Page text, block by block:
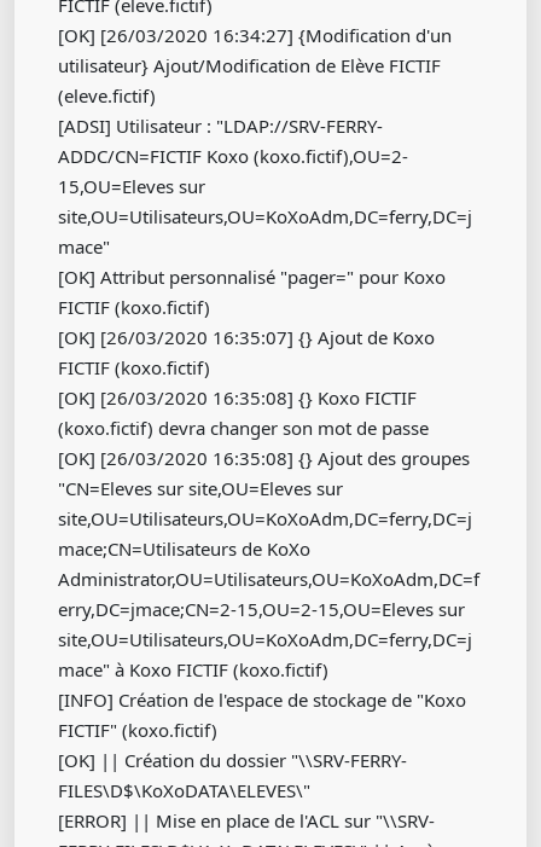
FICTIF (eleve.fictif)
[OK] [26/03/2020 16:34:27] {Modification d'un
utilisateur} Ajout/Modification de Elève FICTIF
(eleve.fictif)
[ADSI] Utilisateur : "LDAP://SRV-FERRY-
ADDC/CN=FICTIF Koxo (koxo.fictif),OU=2-
15,OU=Eleves sur
site,OU=Utilisateurs,OU=KoXoAdm,DC=ferry,DC=j
mace"
[OK] Attribut personnalisé "pager=" pour Koxo
FICTIF (koxo.fictif)
[OK] [26/03/2020 16:35:07] {} Ajout de Koxo
FICTIF (koxo.fictif)
[OK] [26/03/2020 16:35:08] {} Koxo FICTIF
(koxo.fictif) devra changer son mot de passe
[OK] [26/03/2020 16:35:08] {} Ajout des groupes
"CN=Eleves sur site,OU=Eleves sur
site,OU=Utilisateurs,OU=KoXoAdm,DC=ferry,DC=j
mace;CN=Utilisateurs de KoXo
Administrator,OU=Utilisateurs,OU=KoXoAdm,DC=f
erry,DC=jmace;CN=2-15,OU=2-15,OU=Eleves sur
site,OU=Utilisateurs,OU=KoXoAdm,DC=ferry,DC=j
mace" à Koxo FICTIF (koxo.fictif)
[INFO] Création de l'espace de stockage de "Koxo
FICTIF" (koxo.fictif)
[OK] || Création du dossier "\\SRV-FERRY-
FILES\D$\KoXoDATA\ELEVES\"
[ERROR] || Mise en place de l'ACL sur "\\SRV-